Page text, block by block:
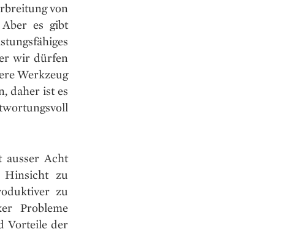
von
es gibt
wir dürfen
Werkzeug
daher ist es
Acht
zu
zu
Probleme
Vorteile der